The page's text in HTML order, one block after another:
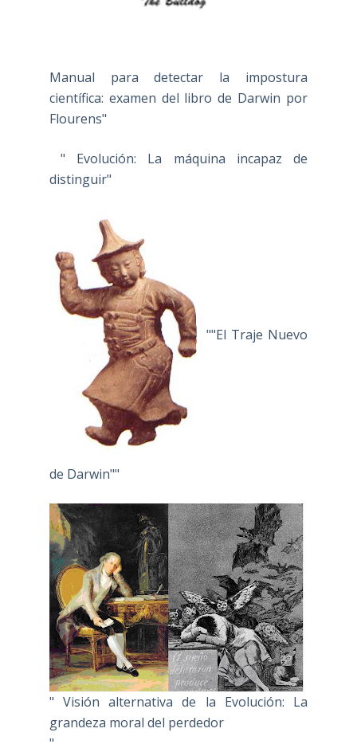
Manual para detectar la impostura
científica: examen del libro de Darwin por
Flourens"
" Evolución: La máquina incapaz de
distinguir"
""El Traje Nuevo
de Darwin""
" Visión alternativa de la Evolución: La
grandeza moral del perdedor
"